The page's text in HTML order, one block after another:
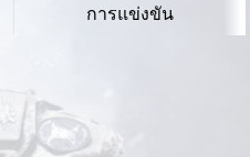
การแข่งขัน